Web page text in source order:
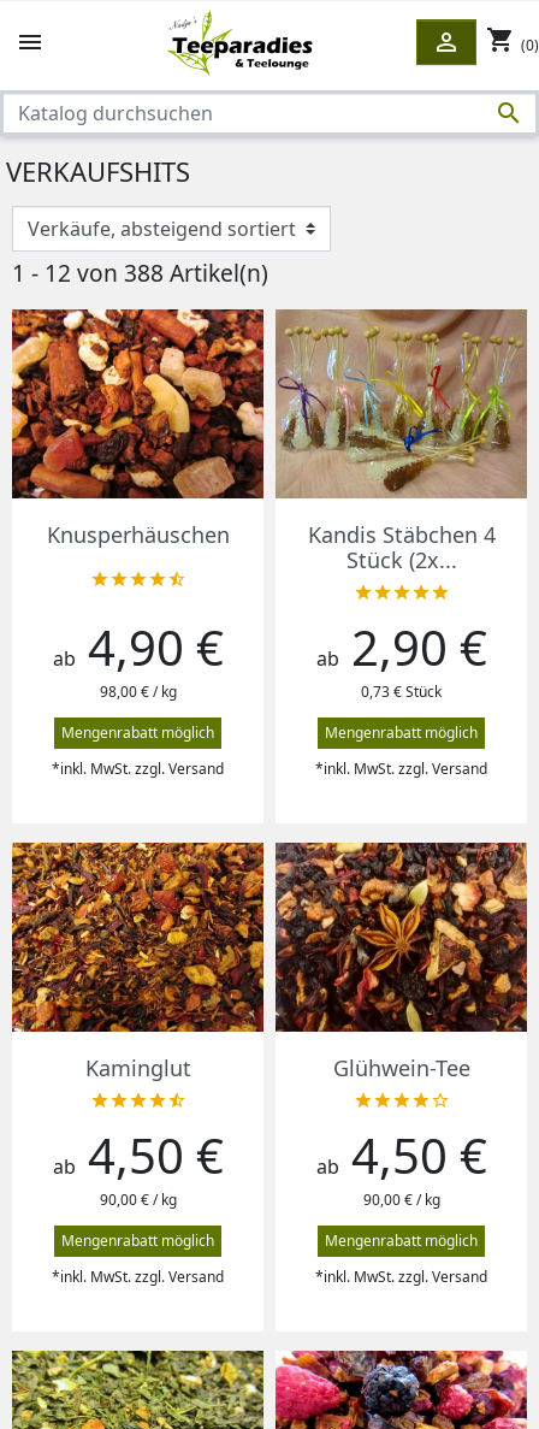


 shopping_cart (0)
VERKAUFSHITS
1 - 12 von 388 Artikel(n)
Knusperhäuschen

Preis
ab 4,90 €
98,00 € / kg
Mengenrabatt möglich
*inkl. MwSt. zzgl. Versand
Kandis Stäbchen 4
Stück (2x...

Preis
ab 2,90 €
0,73 € Stück
Mengenrabatt möglich
*inkl. MwSt. zzgl. Versand
Kaminglut

Preis
ab 4,50 €
90,00 € / kg
Mengenrabatt möglich
*inkl. MwSt. zzgl. Versand
Glühwein-Tee

Preis
ab 4,50 €
90,00 € / kg
Mengenrabatt möglich
*inkl. MwSt. zzgl. Versand